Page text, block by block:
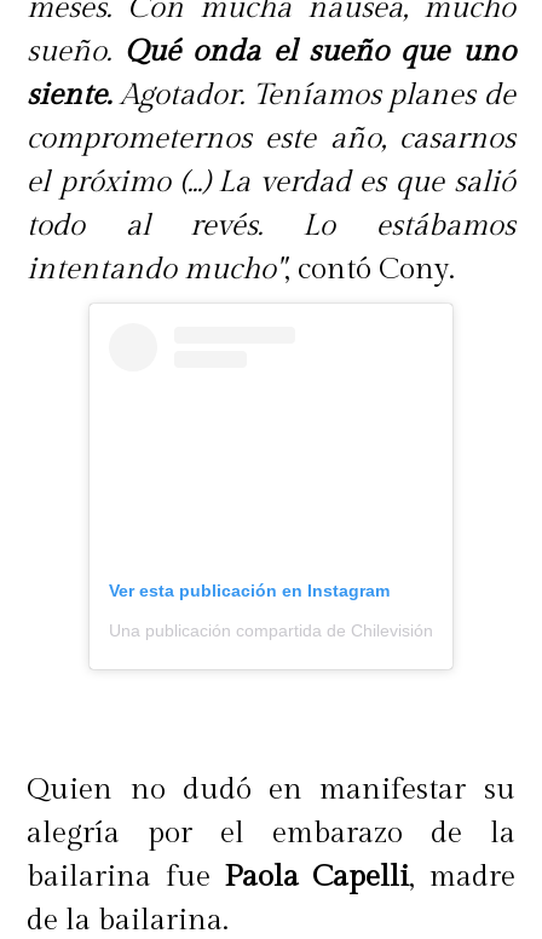
meses. Con mucha náusea, mucho
sueño. Qué onda el sueño que uno
siente.Agotador. Teníamos planes de
comprometernos este año, casarnos
el próximo (...) La verdad es que salió
todo al revés. Lo estábamos
intentando mucho", contó Cony.
Ver esta publicación en Instagram
Una publicación compartida de Chilevisión
Quien no dudó en manifestar su
alegría por el embarazo de la
bailarina fue Paola Capelli, madre
de la bailarina.